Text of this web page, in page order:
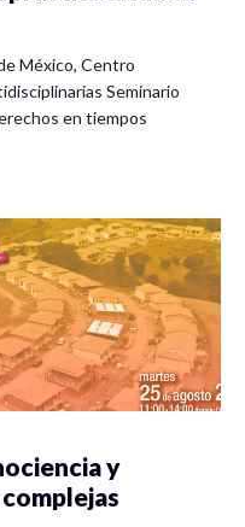
México, Centro
Seminario
en tiempos
y